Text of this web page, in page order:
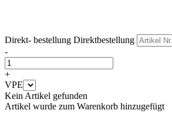
Direkt- bestellung Direktbestellung
-
+
VPE
Kein Artikel gefunden
Artikel wurde zum Warenkorb hinzugefügt